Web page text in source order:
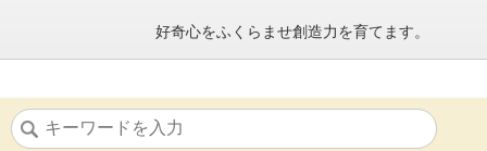
好奇心をふくらませ創造力を育てます。